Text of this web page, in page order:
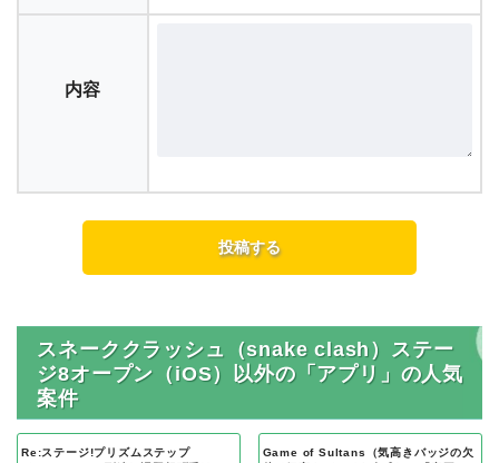
内容
スネーククラッシュ（snake clash）ステー
ジ8オープン（iOS）以外の「アプリ」の人気
案件
Re:ステージ!プリズムステップ
Game of Sultans（気高きバッジの欠